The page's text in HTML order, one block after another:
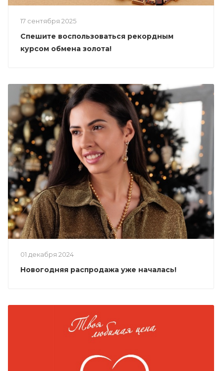
17 сентября 2025
Спешите воспользоваться рекордным
курсом обмена золота!
01 декабря 2024
Новогодняя распродажа уже началась!